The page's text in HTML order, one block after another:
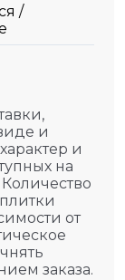
/
и
и
на
от
заказа.